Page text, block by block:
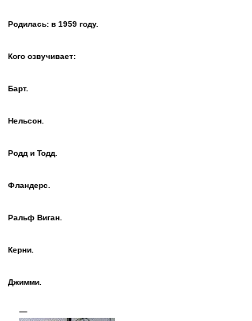
Родилась: в 1959 году.
Кого озвучивает:
Барт.
Нельсон.
Родд и Тодд.
Фландерс.
Ральф Виган.
Керни.
Джимми.